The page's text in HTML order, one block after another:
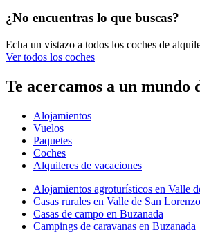
¿No encuentras lo que buscas?
Echa un vistazo a todos los coches de
Ver todos los coches
Te acercamos a un mundo
Alojamientos
Vuelos
Paquetes
Coches
Alquileres de vacaciones
Alojamientos agroturísticos en Valle
Casas rurales en Valle de San Lorenzo
Casas de campo en Buzanada
Campings de caravanas en Buzanada